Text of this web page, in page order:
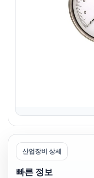
산업장비 상세
빠른 정보